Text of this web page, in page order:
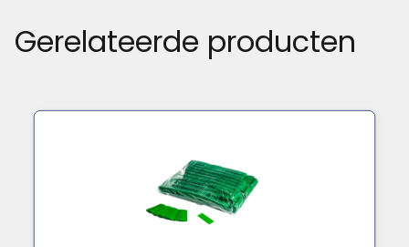
Gerelateerde producten